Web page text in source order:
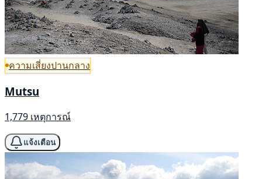
ความเสี่ยงปานกลาง
Mutsu
1,779 เหตุการณ์
แจ้งเตือน